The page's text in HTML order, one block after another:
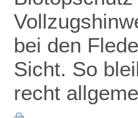
bei den
Sicht. So
recht